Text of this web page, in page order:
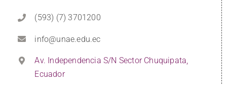
(593) (7) 3701200
info@unae.edu.ec
Av. Independencia S/N Sector Chuquipata,
Ecuador